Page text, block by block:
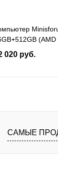
AMD
(UM790PRO/
020 руб.
В избранное
САМЫЕ